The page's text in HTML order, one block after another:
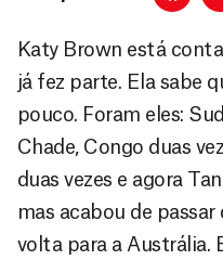
Katy Brown está
já fez parte. Ela sabe
pouco. Foram eles:
Chade, Congo duas
duas vezes e agora
mas acabou de
volta para a Austrália.